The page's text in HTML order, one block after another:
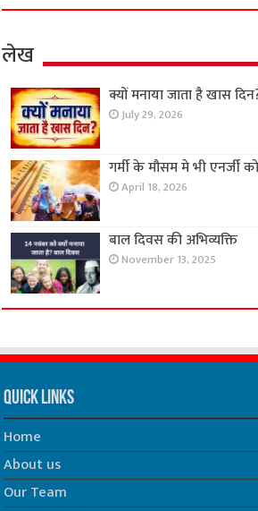
लेख
क्यों मनाया जाता है खास
July 29, 2026
गर्मी के मौसम मे भी एनर्जी
April 18, 2026
बाल दिवस की अभिव्यक्ति
November 13, 2025
Quick Links
Home
About us
Our Team